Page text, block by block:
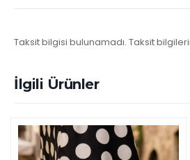
Taksit bilgisi bulunamadı. Taksit
İlgili Ürünler